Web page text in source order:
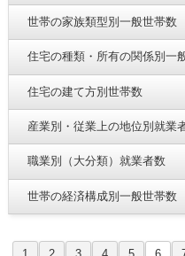
世帯の家族類型別一般世帯数
住宅の種類・所有の関係別一
住宅の建て方別世帯数
産業別・従業上の地位別就業
職業別（大分類）就業者数
世帯の経済構成別一般世帯数